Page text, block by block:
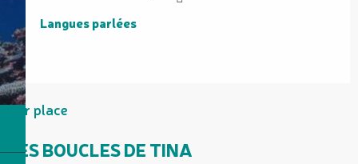
Langues parlées
Langues parlées
Sur place
LES BOUCLES DE TINA